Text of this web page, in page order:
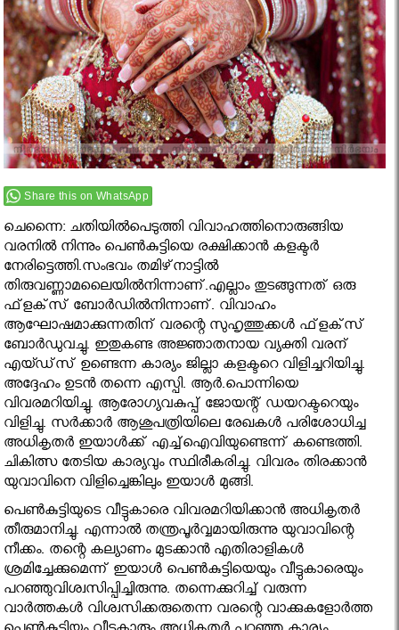
Share this on WhatsApp
ചെന്നൈ: ചതിയില്‍പെടുത്തി വിവാഹത്തിനൊരുങ്ങിയ
വരനില്‍ നിന്നും പെണ്‍കുട്ടിയെ രക്ഷിക്കാന്‍ കളക്ടര്‍
നേരിട്ടെത്തി.സംഭവം തമിഴ്‌നാട്ടില്‍
തിരുവണ്ണാമലൈയില്‍നിന്നാണ്.എല്ലാം തുടങ്ങുന്നത് ഒരു
ഫ്‌ളക്‌സ് ബോര്‍ഡില്‍നിന്നാണ്. വിവാഹം
ആഘോഷമാക്കുന്നതിന് വരന്റെ സുഹൃത്തുക്കള്‍ ഫ്‌ളക്‌സ്
ബോര്‍ഡുവച്ചു. ഇതുകണ്ട അജ്ഞാതനായ വ്യക്തി വരന്
എയ്ഡ്‌സ് ഉണ്ടെന്ന കാര്യം ജില്ലാ കളക്ടറെ വിളിച്ചറിയിച്ചു.
അദ്ദേഹം ഉടന്‍ തന്നെ എസ്പി. ആര്‍.പൊന്നിയെ
വിവരമറിയിച്ചു. ആരോഗ്യവകുപ്പ് ജോയന്റ് ഡയറക്ടറെയും
വിളിച്ചു. സര്‍ക്കാര്‍ ആശുപത്രിയിലെ രേഖകള്‍ പരിശോധിച്ച
അധികൃതര്‍ ഇയാള്‍ക്ക് എച്ച്‌ഐവിയുണ്ടെന്ന് കണ്ടെത്തി.
ചികിത്സ തേടിയ കാര്യവും സ്ഥിരീകരിച്ചു. വിവരം തിരക്കാന്‍
യുവാവിനെ വിളിച്ചെങ്കിലും ഇയാള്‍ മുങ്ങി.
പെണ്‍കുട്ടിയുടെ വീട്ടുകാരെ വിവരമറിയിക്കാന്‍ അധികൃതര്‍
തീരുമാനിച്ചു. എന്നാല്‍ തന്ത്രപൂര്‍വ്വമായിരുന്നു യുവാവിന്റെ
നീക്കം. തന്റെ കല്യാണം മുടക്കാന്‍ എതിരാളികള്‍
ശ്രമിച്ചേക്കുമെന്ന് ഇയാള്‍ പെണ്‍കുട്ടിയെയും വീട്ടുകാരെയും
പറഞ്ഞുവിശ്വസിപ്പിച്ചിരുന്നു. തന്നെക്കുറിച്ച് വരുന്ന
വാര്‍ത്തകള്‍ വിശ്വസിക്കരുതെന്ന വരന്റെ വാക്കുകളോര്‍ത്ത